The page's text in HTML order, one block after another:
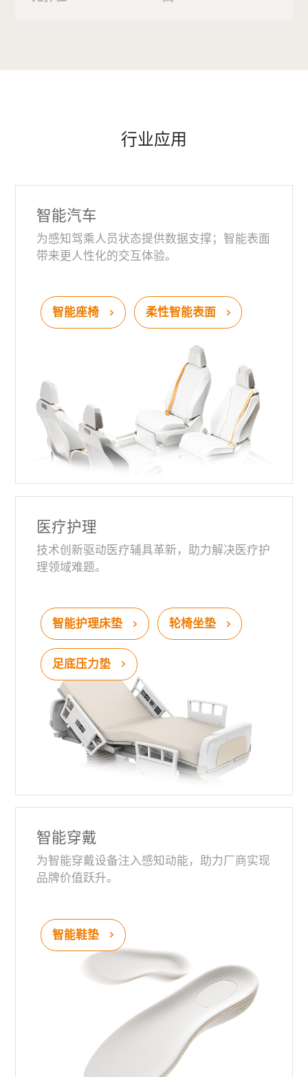
行业应用
智能汽车
为感知驾乘人员状态提供数据支撑；智能表面
带来更人性化的交互体验。
智能座椅 柔性智能表面
医疗护理
技术创新驱动医疗辅具革新，助力解决医疗护
理领域难题。
智能护理床垫 轮椅坐垫
足底压力垫
智能穿戴
为智能穿戴设备注入感知动能，助力厂商实现
品牌价值跃升。
智能鞋垫